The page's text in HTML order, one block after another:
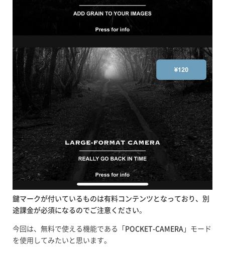
鍵マークが付いているものは有料コンテンツとなっており、別
途課金が必須になるのでご注意ください。
今回は、無料で使える機能である「 POCKET-CAMERA 」モード
を使用してみたいと思います。